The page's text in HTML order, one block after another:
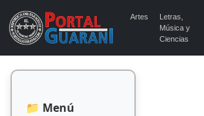
Artes
Letras,
Música y
Ciencias
📁 Menú